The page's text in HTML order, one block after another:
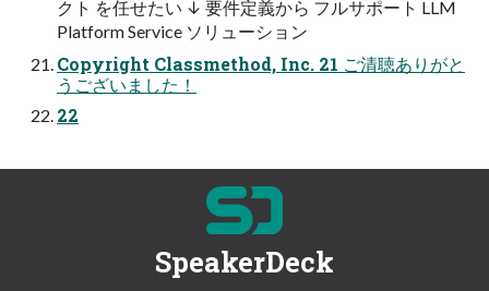
クト を任せたい ↓ 要件定義から フルサポート LLM
Platform Service ソリューション
Copyright Classmethod, Inc. 21 ご清聴ありがと
うございました！
22
SpeakerDeck